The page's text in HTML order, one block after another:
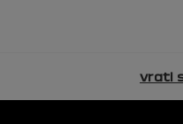
vrati